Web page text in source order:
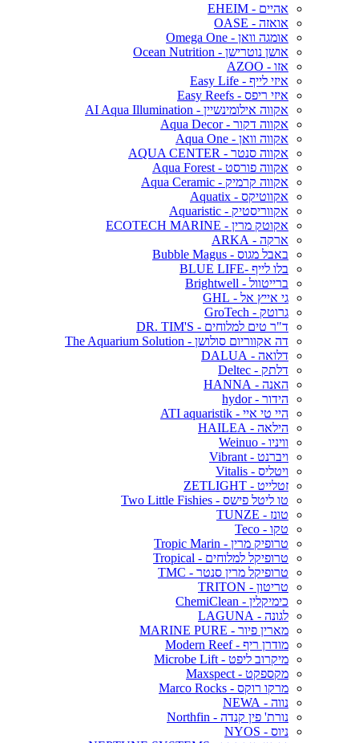
אהיים - EHEIM
אואזה - OASE
אומגה וואן - Omega One
אושן נוטרישן - Ocean Nutrition
אזו - AZOO
איזי לייף - Easy Life
איזי ריפס - Easy Reefs
אקווה אילומינשיין - AI Aqua Illumination
אקווה דקור - Aqua Decor
אקווה וואן - Aqua One
אקווה סנטר - AQUA CENTER
אקווה פורסט - Aqua Forest
אקווה קרמיק - Aqua Ceramic
אקווטיקס - Aquatix
אקווריסטיק - Aquaristic
אקוטק מרין - ECOTECH MARINE
ארקה - ARKA
באבל מגוס - Bubble Magus
בלו לייף -BLUE LIFE
ברייטוול - Brightwell
גי אייץ אל - GHL
גרוטק - GroTech
ד"ר טים למלוחים - DR. TIM'S
דה אקווריום סולושן - The Aquarium Solution
דלואה - DALUA
דלתק - Deltec
האנה - HANNA
הידור - hydor
היי טי איי - ATI aquaristik
הילאה - HAILEA
וויניו - Weinuo
ויברנט - Vibrant
ויטליס - Vitalis
זטלייט - ZETLIGHT
טו ליטל פישס - Two Little Fishies
טונז - TUNZE
טקו - Teco
טרופיק מרין - Tropic Marin
טרופיקל למלוחים - Tropical
טרופיקל מרין סנטר - TMC
טריטון - TRITON
כימיקלין - ChemiClean
לגונה - LAGUNA
מארין פיור - MARINE PURE
מודרן ריף - Modern Reef
מיקרוב ליפט - Microbe Lift
מקספקט - Maxspect
מרקו רוקס - Marco Rocks
נווה - NEWA
נורת' פין קנדה - Northfin
ניוס - NYOS